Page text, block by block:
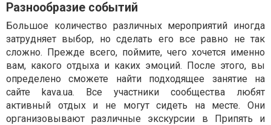
Разнообразие событий
Большое количество различных мероприятий иногда
затрудняет выбор, но сделать его все равно не так
сложно. Прежде всего, поймите, чего хочется именно
вам, какого отдыха и каких эмоций. После этого, вы
определено сможете найти подходящее занятие на
сайте kava.ua. Все участники сообщества любят
активный отдых и не могут сидеть на месте. Они
организовывают различные экскурсии в Припять и